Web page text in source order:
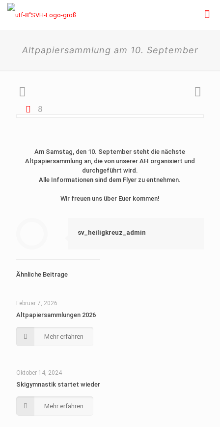
Altpapiersammlung am 10. September
8
Am Samstag, den 10. September steht die nächste
Altpapiersammlung an, die von unserer AH organisiert und
durchgeführt wird.
Alle Informationen sind dem Flyer zu entnehmen.
Wir freuen uns über Euer kommen!
sv_heiligkreuz_admin
Ähnliche Beitrage
Februar 7, 2026
Altpapiersammlungen 2026
Mehr erfahren
Oktober 14, 2024
Skigymnastik startet wieder
Mehr erfahren